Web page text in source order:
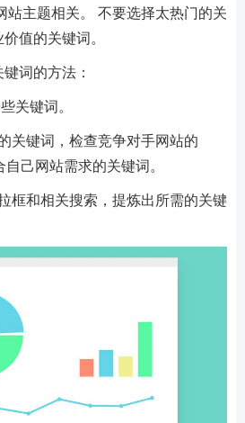
站主题相关。 不要选择太热门的关
值的关键词。
词的方法：
关键词。
关键词，检查竞争对手网站的
己网站需求的关键词。
框和相关搜索，提炼出所需的关键